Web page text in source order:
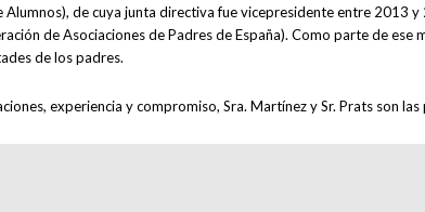
de cuya junta directiva fue vicepresidente entre 2013
de Asociaciones de Padres de España). Como parte de
de los padres.
experiencia y compromiso, Sra. Martínez y Sr. Prats son